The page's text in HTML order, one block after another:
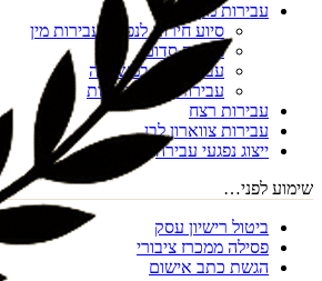
עבירות מין
סיוע חירום לנפגעי עבירות מין
מעשה סדום
עבירות מין במשפחה
עבירות מין דיגיטליות
עבירות רצח
עבירות צווארון לבן
ייצוג נפגעי עבירה
שימוע לפני…
ביטול רישיון עסק
פסילה ממכרז ציבורי
הגשת כתב אישום